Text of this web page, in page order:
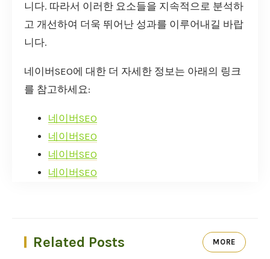
니다. 따라서 이러한 요소들을 지속적으로 분석하
고 개선하여 더욱 뛰어난 성과를 이루어내길 바랍
니다.
네이버SEO에 대한 더 자세한 정보는 아래의 링크
를 참고하세요:
네이버SEO
네이버SEO
네이버SEO
네이버SEO
Related Posts MORE